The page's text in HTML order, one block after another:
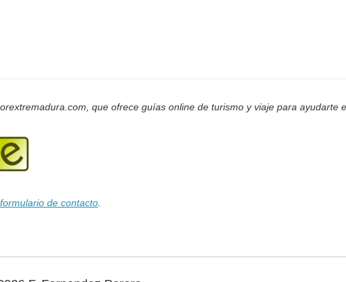
que ofrece guías online de turismo y viaje para ayudarte
de contacto